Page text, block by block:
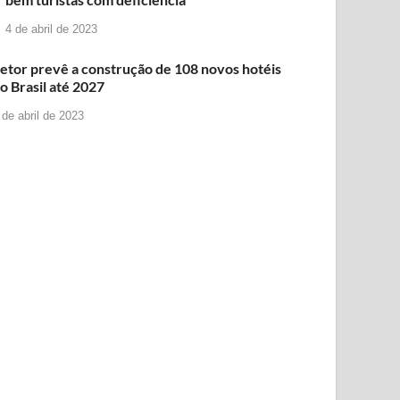
4 de abril de 2023
prevê a construção de 108 novos hotéis
Brasil até 2027
abril de 2023